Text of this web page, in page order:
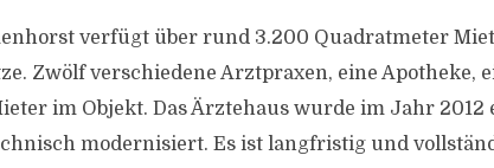
verfügt über rund 3.200 Quadratmeter
Zwölf verschiedene Arztpraxen, eine Apotheke,
im Objekt. Das Ärztehaus wurde im Jahr
modernisiert. Es ist langfristig und